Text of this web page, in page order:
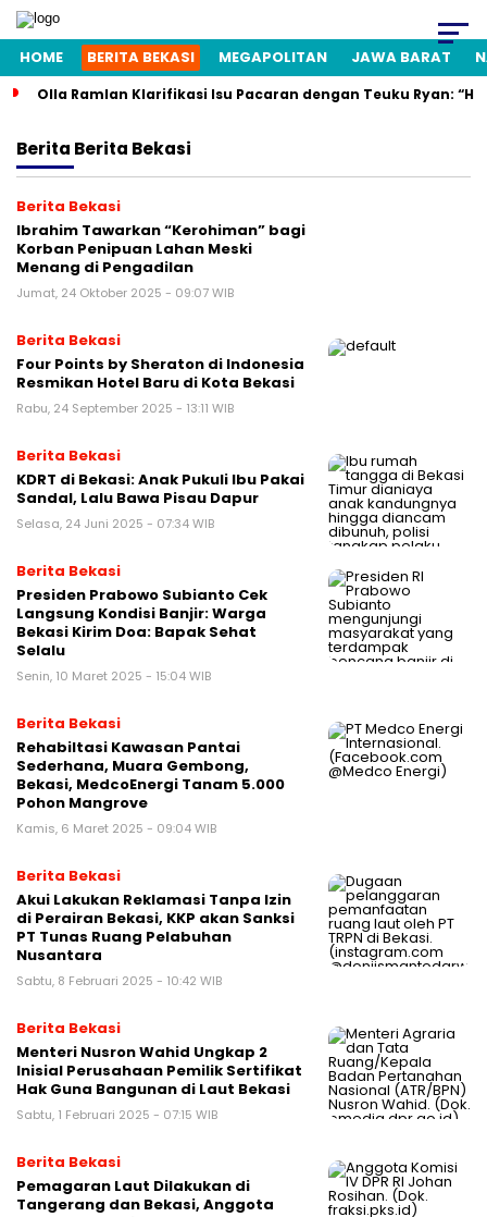
HOME BERITA BEKASI MEGAPOLITAN JAWA BARAT
Olla Ramlan Klarifikasi Isu Pacaran dengan Teuku Ryan:
Berita Berita Bekasi
Berita Bekasi
Ibrahim Tawarkan “Kerohiman” bagi
Korban Penipuan Lahan Meski
Menang di Pengadilan
Jumat, 24 Oktober 2025 - 09:07 WIB
Berita Bekasi
Four Points by Sheraton di Indonesia
Resmikan Hotel Baru di Kota Bekasi
Rabu, 24 September 2025 - 13:11 WIB
Berita Bekasi
KDRT di Bekasi: Anak Pukuli Ibu Pakai
Sandal, Lalu Bawa Pisau Dapur
Selasa, 24 Juni 2025 - 07:34 WIB
Berita Bekasi
Presiden Prabowo Subianto Cek
Langsung Kondisi Banjir: Warga
Bekasi Kirim Doa: Bapak Sehat
Selalu
Senin, 10 Maret 2025 - 15:04 WIB
Berita Bekasi
Rehabiltasi Kawasan Pantai
Sederhana, Muara Gembong,
Bekasi, MedcoEnergi Tanam 5.000
Pohon Mangrove
Kamis, 6 Maret 2025 - 09:04 WIB
Berita Bekasi
Akui Lakukan Reklamasi Tanpa Izin
di Perairan Bekasi, KKP akan Sanksi
PT Tunas Ruang Pelabuhan
Nusantara
Sabtu, 8 Februari 2025 - 10:42 WIB
Berita Bekasi
Menteri Nusron Wahid Ungkap 2
Inisial Perusahaan Pemilik Sertifikat
Hak Guna Bangunan di Laut Bekasi
Sabtu, 1 Februari 2025 - 07:15 WIB
Berita Bekasi
Pemagaran Laut Dilakukan di
Tangerang dan Bekasi, Anggota